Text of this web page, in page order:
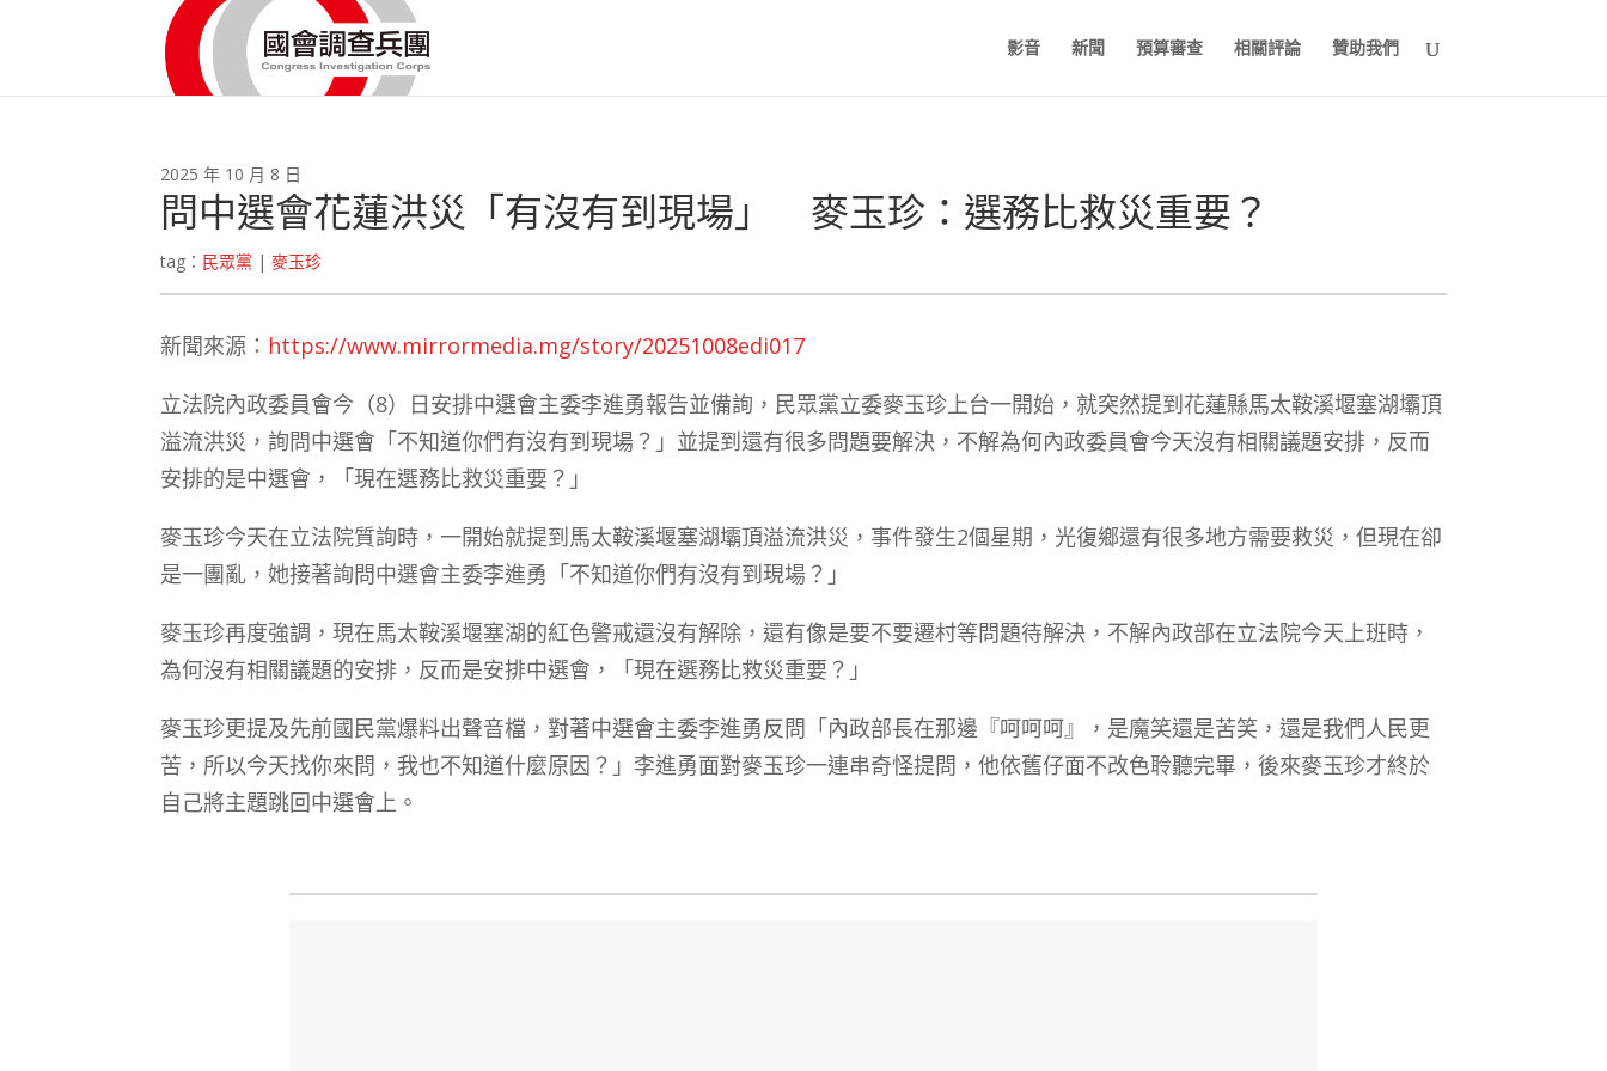
影音 新聞 預算審查 相關評論 贊助我們
2025 年 10 月 8 日
問中選會花蓮洪災「有沒有到現場」 麥玉珍：選務比救災重要？
tag： 民眾黨 |麥玉珍
新聞來源： https://www.mirrormedia.mg/story/20251008edi017
立法院內政委員會今（8）日安排中選會主委李進勇報告並備詢，民眾黨立委麥玉珍上台一開始，就突然提到花蓮縣馬太鞍溪堰塞湖壩頂
溢流洪災，詢問中選會「不知道你們有沒有到現場？」並提到還有很多問題要解決，不解為何內政委員會今天沒有相關議題安排，反而
安排的是中選會，「現在選務比救災重要？」
麥玉珍今天在立法院質詢時，一開始就提到馬太鞍溪堰塞湖壩頂溢流洪災，事件發生2個星期，光復鄉還有很多地方需要救災，但現在卻
是一團亂，她接著詢問中選會主委李進勇「不知道你們有沒有到現場？」
麥玉珍再度強調，現在馬太鞍溪堰塞湖的紅色警戒還沒有解除，還有像是要不要遷村等問題待解決，不解內政部在立法院今天上班時，
為何沒有相關議題的安排，反而是安排中選會，「現在選務比救災重要？」
麥玉珍更提及先前國民黨爆料出聲音檔，對著中選會主委李進勇反問「內政部長在那邊『呵呵呵』，是魔笑還是苦笑，還是我們人民更
苦，所以今天找你來問，我也不知道什麼原因？」李進勇面對麥玉珍一連串奇怪提問，他依舊仔面不改色聆聽完畢，後來麥玉珍才終於
自己將主題跳回中選會上。